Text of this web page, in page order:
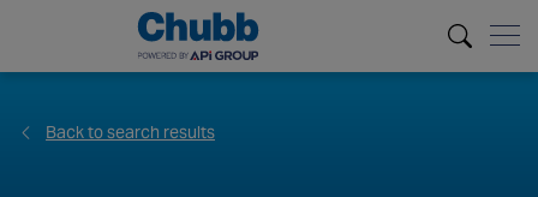
Back to search results